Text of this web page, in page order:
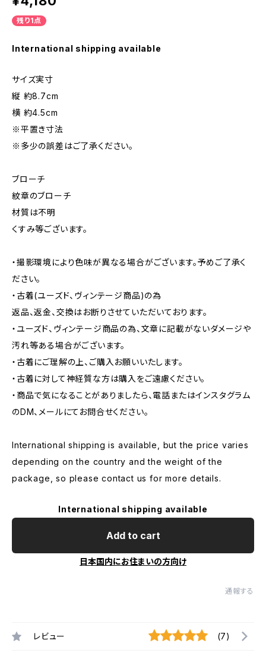
残り1点
International shipping available
サイズ実寸
縦 約8.7cm
横 約4.5cm
※平置き寸法
※多少の誤差はご了承ください。
ブローチ
紋章のブローチ
材質は不明
くすみ等ございます。
・撮影環境により色味が異なる場合がございます。予めご了承く
ださい。
・古着(ユーズド、ヴィンテージ商品)の為
返品、返金、交換はお断りさせていただいております。
・ユーズド、ヴィンテージ商品の為、文章に記載がないダメージや
汚れ等ある場合がございます。
・古着にご理解の上、ご購入お願いいたします。
・古着に対して神経質な方は購入をご遠慮ください。
・商品で気になることがありましたら、電話またはインスタグラム
のDM、メールにてお問合せください。
International shipping is available, but the price varies
depending on the country and the weight of the
package, so please contact us for more details.
International shipping available
Add to cart
日本国内にお住まいの方向け
通報する
レビュー (7)